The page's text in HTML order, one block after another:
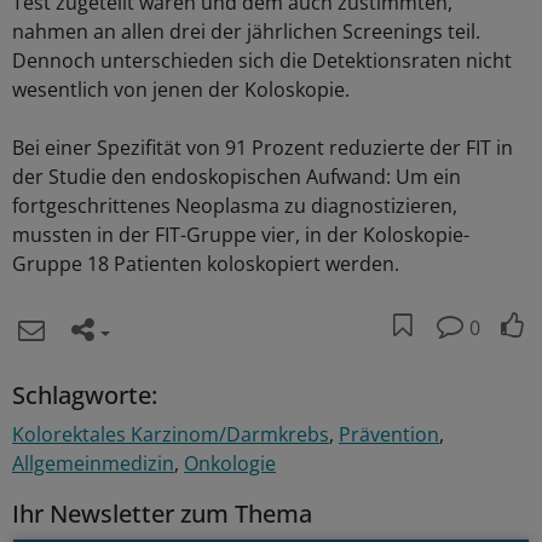
nahmen an allen drei der jährlichen Screenings teil.
Dennoch unterschieden sich die Detektionsraten nicht
wesentlich von jenen der Koloskopie.
Bei einer Spezifität von 91 Prozent reduzierte der FIT in
der Studie den endoskopischen Aufwand: Um ein
fortgeschrittenes Neoplasma zu diagnostizieren,
mussten in der FIT-Gruppe vier, in der Koloskopie-
Gruppe 18 Patienten koloskopiert werden.
0
Schlagworte:
Kolorektales Karzinom/Darmkrebs Prävention
Allgemeinmedizin Onkologie
Ihr Newsletter zum Thema